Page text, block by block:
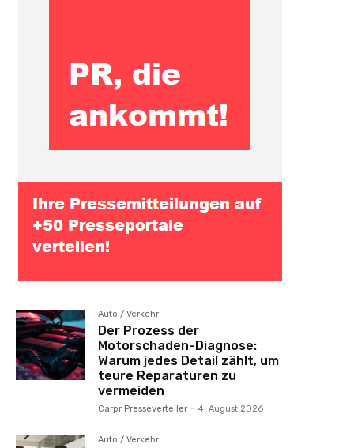
Auto / Verkehr
Der Prozess der
Motorschaden-Diagnose:
Warum jedes Detail zählt, um
teure Reparaturen zu
vermeiden
Carpr Presseverteiler - 4. August 2026
Auto / Verkehr